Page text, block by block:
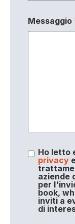
Messaggio
Ho letto
privacy
aziende
per
book,
inviti a
di